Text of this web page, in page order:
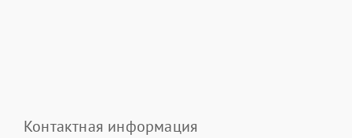
Контактная информация